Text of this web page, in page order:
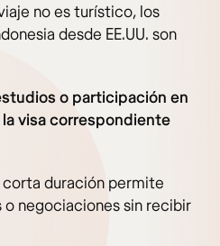
no es turístico, los
desde EE.UU. son
o participación en
visa correspondiente
corta duración permite
o negociaciones sin recibir